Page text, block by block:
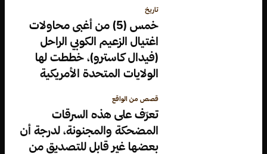
تاريخ
خمس (5) من أغبى محاولات
اغتيال الزعيم الكوبي الراحل
(فيدال كاسترو)، خططت لها
الولايات المتحدة الأمريكية
قصص من الواقع
تعرّف على هذه السرقات
المضحكة والمجنونة، لدرجة أن
بعضها غير قابل للتصديق من